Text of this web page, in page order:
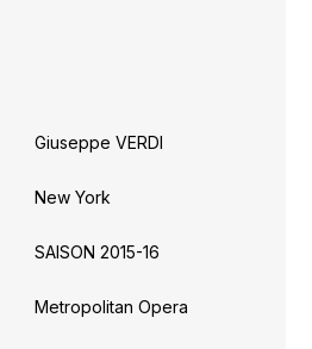
Giuseppe VERDI
New York
SAISON 2015-16
Metropolitan Opera